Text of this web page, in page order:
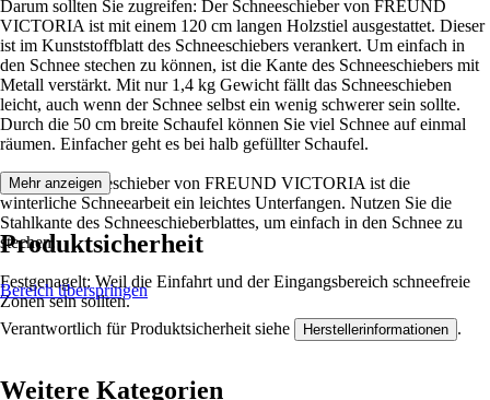
Darum sollten Sie zugreifen: Der Schneeschieber von FREUND
VICTORIA ist mit einem 120 cm langen Holzstiel ausgestattet. Dieser
ist im Kunststoffblatt des Schneeschiebers verankert. Um einfach in
den Schnee stechen zu können, ist die Kante des Schneeschiebers mit
Metall verstärkt. Mit nur 1,4 kg Gewicht fällt das Schneeschieben
leicht, auch wenn der Schnee selbst ein wenig schwerer sein sollte.
Durch die 50 cm breite Schaufel können Sie viel Schnee auf einmal
räumen. Einfacher geht es bei halb gefüllter Schaufel.
Mit dem Schneeschieber von FREUND VICTORIA ist die
winterliche Schneearbeit ein leichtes Unterfangen. Nutzen Sie die
Stahlkante des Schneeschieberblattes, um einfach in den Schnee zu
stechen.
Festgenagelt: Weil die Einfahrt und der Eingangsbereich schneefreie
Zonen sein sollten.
Mehr anzeigen
Produktsicherheit
Bereich überspringen
Verantwortlich für Produktsicherheit siehe Herstellerinformationen .
Weitere Kategorien